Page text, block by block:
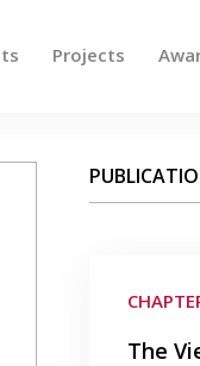
Projects
up and down
The